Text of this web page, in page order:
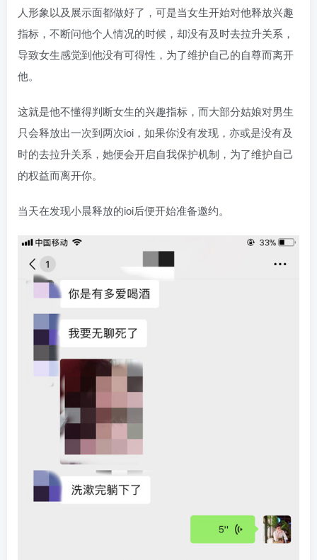
人形象以及展示面都做好了，可是当女生开始对他释放兴趣
指标，不断问他个人情况的时候，却没有及时去拉升关系，
导致女生感觉到他没有可得性，为了维护自己的自尊而离开
他。
这就是他不懂得判断女生的兴趣指标，而大部分姑娘对男生
只会释放出一次到两次ioi，如果你没有发现，亦或是没有及
时的去拉升关系，她便会开启自我保护机制，为了维护自己
的权益而离开你。
当天在发现小晨释放的ioi后便开始准备邀约。